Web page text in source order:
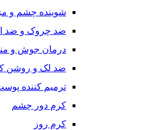
شوینده چشم و
ضد چروک و ضد
درمان جوش و
ضد لک و روشن
ترمیم کننده
کرم دور چشم
کرم روز